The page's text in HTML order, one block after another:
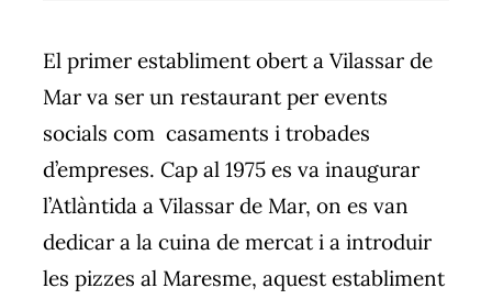
El primer establiment obert a Vilassar de
Mar va ser un restaurant per events
socials com casaments i trobades
d’empreses. Cap al 1975 es va inaugurar
l’Atlàntida a Vilassar de Mar, on es van
dedicar a la cuina de mercat i a introduir
les pizzes al Maresme, aquest establiment